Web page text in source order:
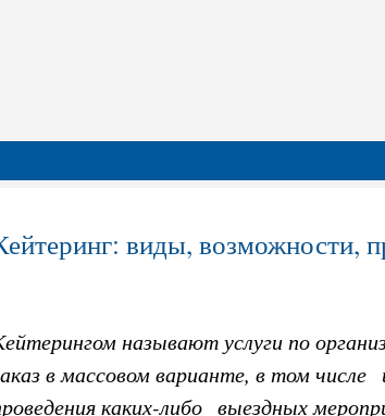
виды, возможности,
называют услуги по
в массовом варианте, в том числе
каких-либо выездных